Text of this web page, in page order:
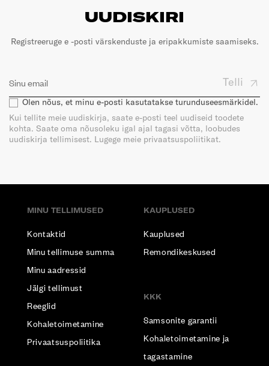
UUDISKIRI
Registreeruge e -posti värskenduste ja eripakkumiste saamiseks.
Telli
Olen nõus, et minu e-posti kasutatakse turunduseesmärkidel.
Kui tellite meie uudiskirja, saate e-posti teel uudiseid toodete
kohta. Saate oma nõusoleku igal ajal tagasi võtta, loobudes
uudiskirja tellimisest. Lugege meie privaatsuspoliitikat.
MINU TELLIMUSED
Kontaktid
Minu tellimuse summa
Minu aadressid
Jälgi tellimust
Reeglid
Kohaletoimetamine
Privaatsuspoliitika
KAUPLUSED
Kauplused
Remondikeskused
KKK
Samsonite garantii
Kohaletoimetamine ja
tagastamine